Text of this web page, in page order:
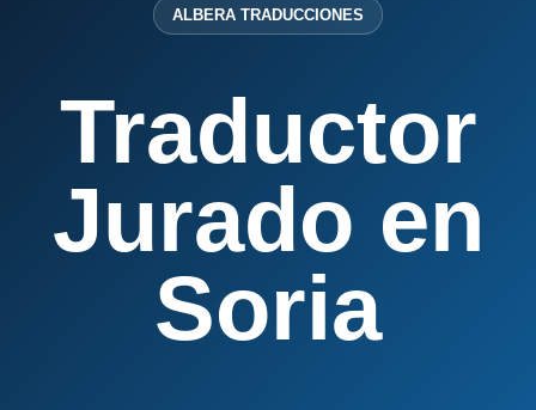
ALBERA TRADUCCIONES
Traductor
Jurado en
Soria